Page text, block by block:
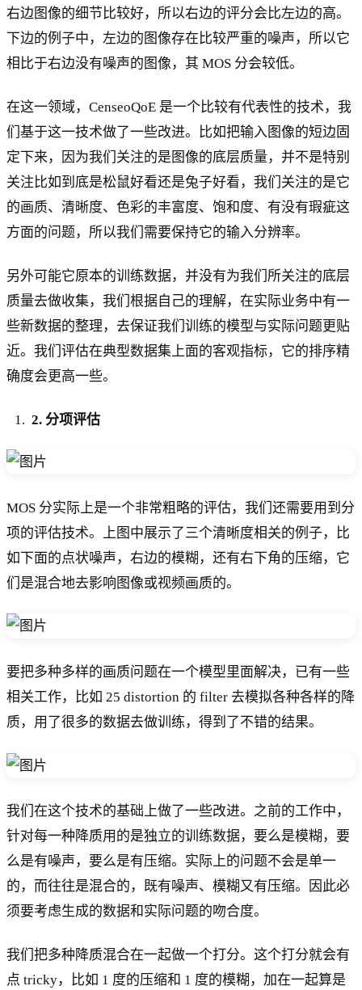
右边图像的细节比较好，所以右边的评分会比左边的高。
下边的例子中，左边的图像存在比较严重的噪声，所以它
相比于右边没有噪声的图像，其 MOS 分会较低。
在这一领域，CenseoQoE 是一个比较有代表性的技术，我
们基于这一技术做了一些改进。比如把输入图像的短边固
定下来，因为我们关注的是图像的底层质量，并不是特别
关注比如到底是松鼠好看还是兔子好看，我们关注的是它
的画质、清晰度、色彩的丰富度、饱和度、有没有瑕疵这
方面的问题，所以我们需要保持它的输入分辨率。
另外可能它原本的训练数据，并没有为我们所关注的底层
质量去做收集，我们根据自己的理解，在实际业务中有一
些新数据的整理，去保证我们训练的模型与实际问题更贴
近。我们评估在典型数据集上面的客观指标，它的排序精
确度会更高一些。
2. 分项评估
MOS 分实际上是一个非常粗略的评估，我们还需要用到分
项的评估技术。上图中展示了三个清晰度相关的例子，比
如下面的点状噪声，右边的模糊，还有右下角的压缩，它
们是混合地去影响图像或视频画质的。
要把多种多样的画质问题在一个模型里面解决，已有一些
相关工作，比如 25 distortion 的 filter 去模拟各种各样的降
质，用了很多的数据去做训练，得到了不错的结果。
我们在这个技术的基础上做了一些改进。之前的工作中，
针对每一种降质用的是独立的训练数据，要么是模糊，要
么是有噪声，要么是有压缩。实际上的问题不会是单一
的，而往往是混合的，既有噪声、模糊又有压缩。因此必
须要考虑生成的数据和实际问题的吻合度。
我们把多种降质混合在一起做一个打分。这个打分就会有
点 tricky，比如 1 度的压缩和 1 度的模糊，加在一起算是